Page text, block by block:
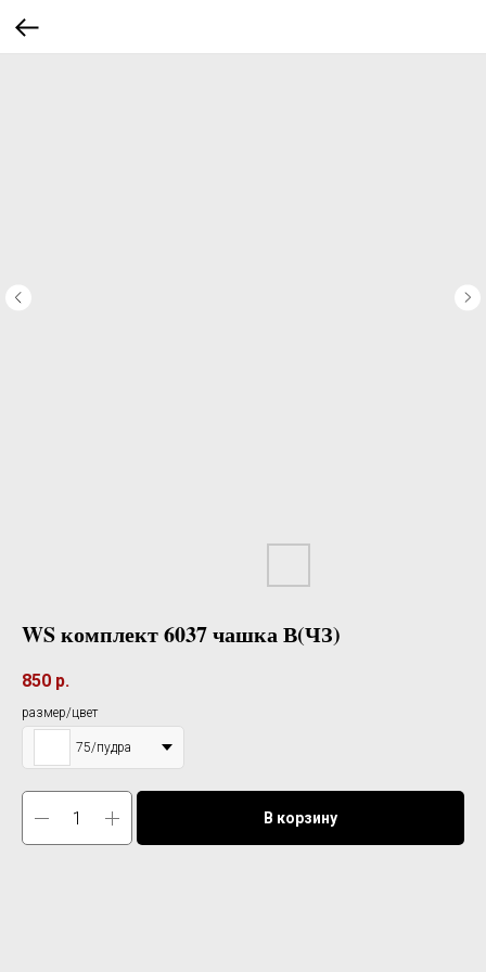
WS комплект 6037 чашка В(ЧЗ)
850 р.
размер/цвет
75/пудра
В корзину